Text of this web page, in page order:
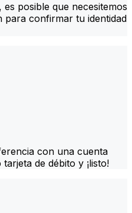
posible que necesitemos
para confirmar tu identidad
con una cuenta
de débito y ¡listo!